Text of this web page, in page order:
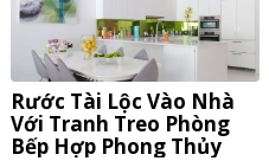
Rước Tài Lộc Vào Nhà
Với Tranh Treo Phòng
Bếp Hợp Phong Thủy